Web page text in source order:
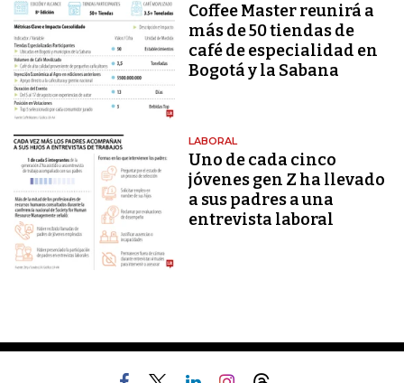
Coffee Master reunirá a
más de 50 tiendas de
café de especialidad en
Bogotá y la Sabana
LABORAL
Uno de cada cinco
jóvenes gen Z ha llevado
a sus padres a una
entrevista laboral